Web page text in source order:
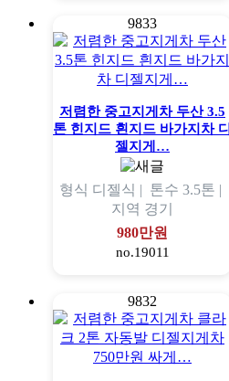
9833
저렴한 중고지게차 두산 3.5
톤 힌지드 흰지드 바가지차 디
젤지게…
형식 디젤식 | 톤수 3.5톤 |
지역 경기
980만원
no.19011
9832